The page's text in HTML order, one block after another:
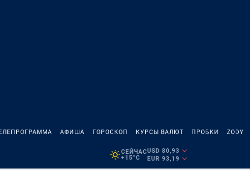
АФИША ГОРОСКОП КУРСЫ ВАЛЮТ ПРОБКИ ZODY
СЕЙЧАС
+15°C
USD 80,93
EUR 93,19